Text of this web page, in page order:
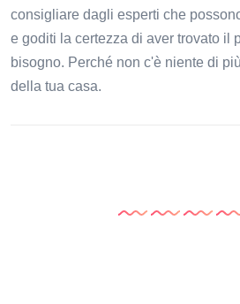
consigliare dagli esperti che
e goditi la certezza di aver trovato il
bisogno. Perché non c'è niente di
della tua casa.